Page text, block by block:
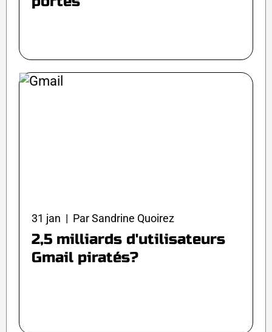
31 jan | Par Sandrine Quoirez
2,5 milliards d'utilisateurs
Gmail piratés?